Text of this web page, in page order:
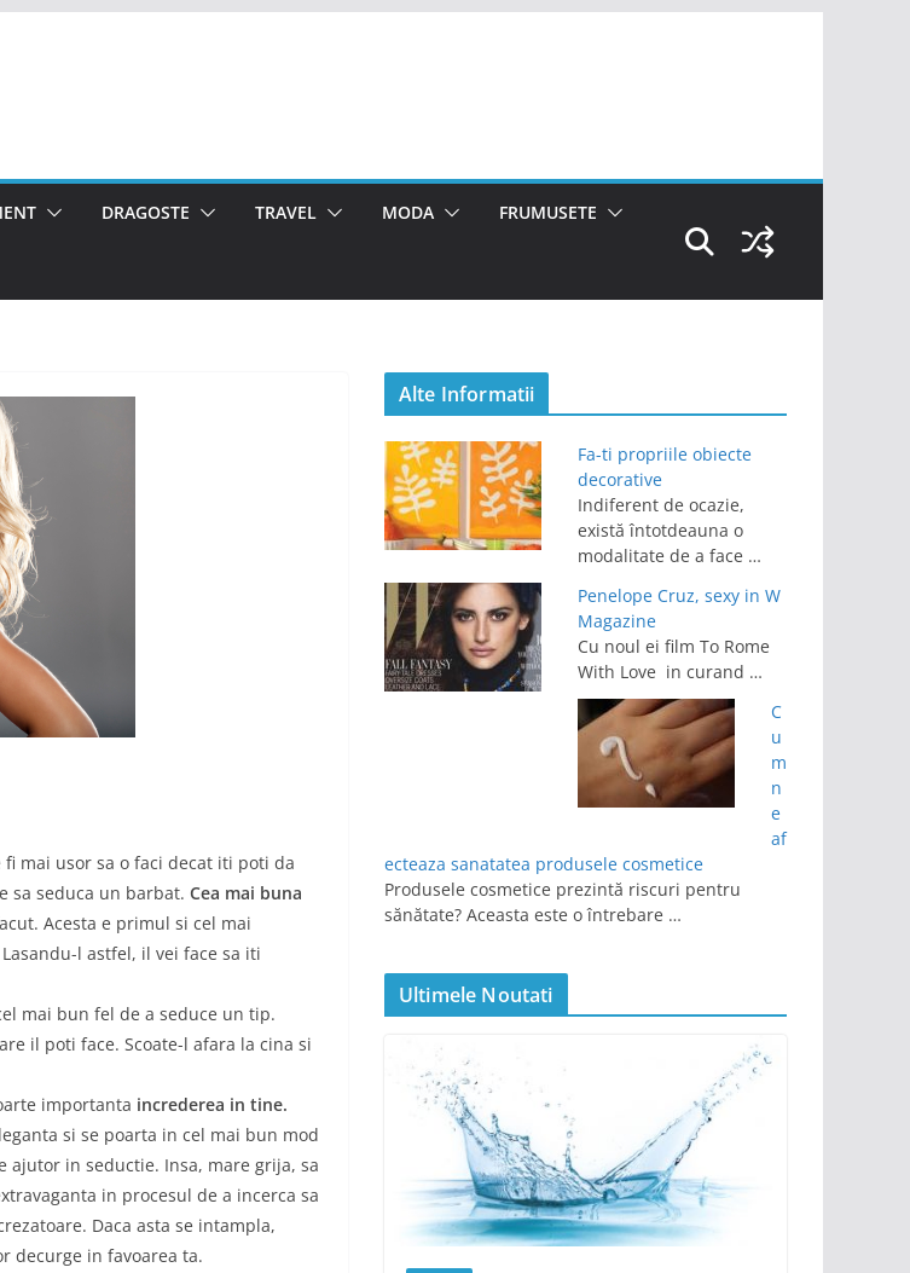
DRAGOSTE TRAVEL MODA FRUMUSETE
mai usor sa o faci decat iti poti da
sa seduca un barbat. Cea mai buna
Acesta e primul si cel mai
l astfel, il vei face sa iti
mai bun fel de a seduce un tip.
il poti face. Scoate-l afara la cina si
importanta increderea in tine.
si se poarta in cel mai bun mod
ajutor in seductie. Insa, mare grija, sa
in procesul de a incerca sa
Daca asta se intampla,
decurge in favoarea ta.
Alte Informatii
Fa-ti propriile obiecte
decorative
Indiferent de ocazie,
există întotdeauna o
modalitate de a face …
Penelope Cruz, sexy in W
Magazine
Cu noul ei film To Rome
With Love in curand …
C
u
m
n
e
af
ecteaza sanatatea produsele cosmetice
Produsele cosmetice prezintă riscuri pentru
sănătate? Aceasta este o întrebare …
Ultimele Noutati